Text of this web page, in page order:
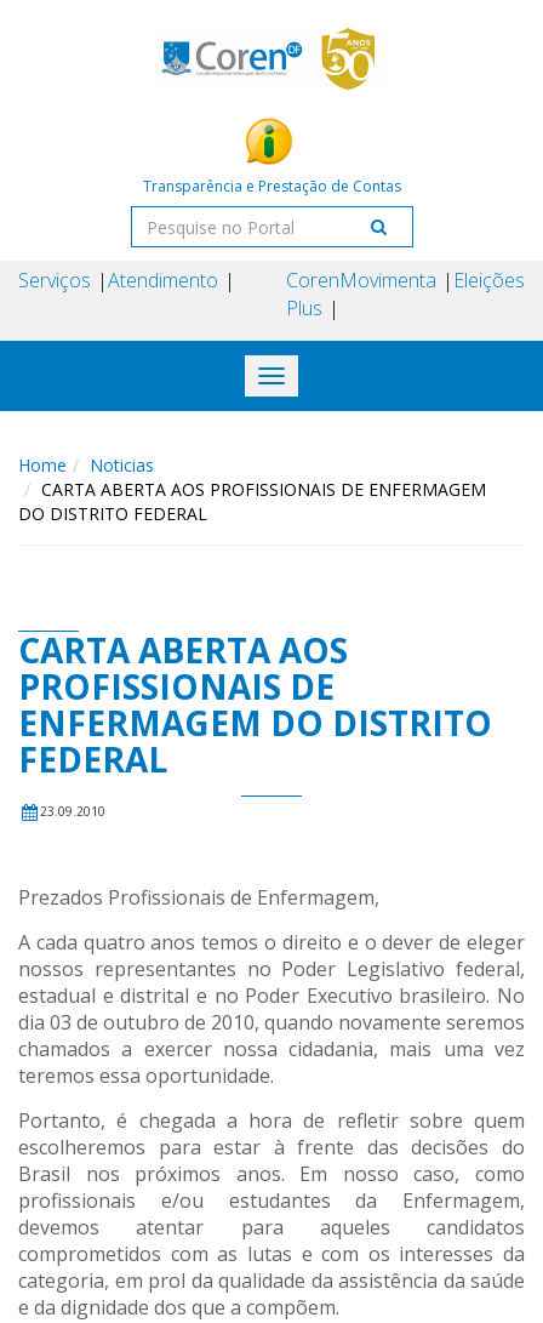
Transparência e Prestação de Contas
Serviços Atendimento
Coren
Plus
Movimenta Eleições
Toggle
navigation
Home
Noticias
CARTA ABERTA AOS PROFISSIONAIS DE ENFERMAGEM
DO DISTRITO FEDERAL
CARTA ABERTA AOS
PROFISSIONAIS DE
ENFERMAGEM DO DISTRITO
FEDERAL
23.09.2010
Prezados Profissionais de Enfermagem,
A cada quatro anos temos o direito e o dever de eleger
nossos representantes no Poder Legislativo federal,
estadual e distrital e no Poder Executivo brasileiro. No
dia 03 de outubro de 2010, quando novamente seremos
chamados a exercer nossa cidadania, mais uma vez
teremos essa oportunidade.
Portanto, é chegada a hora de refletir sobre quem
escolheremos para estar à frente das decisões do
Brasil nos próximos anos. Em nosso caso, como
profissionais e/ou estudantes da Enfermagem,
devemos atentar para aqueles candidatos
comprometidos com as lutas e com os interesses da
categoria, em prol da qualidade da assistência da saúde
e da dignidade dos que a compõem.